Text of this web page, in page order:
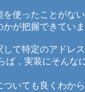
使ったことがな
が把握できてい
て特定のアドレ
ば，実装にそんな
ついても良くわか